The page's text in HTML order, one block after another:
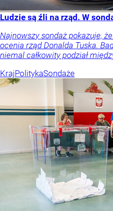
Ludzie są źli na rząd. W
Najnowszy sondaż pokazuje,
ocenia rząd Donalda Tuska.
niemal całkowity podział
KrajPolitykaSondaże